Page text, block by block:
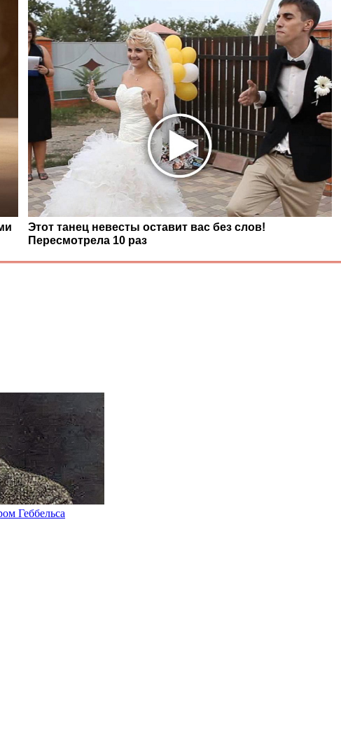
Этот танец невесты оставит вас без слов!
Пересмотрела 10 раз
Геббельса